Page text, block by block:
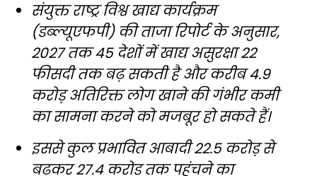
संयुक्त राष्ट्र विश्व खाद्य कार्यक्रम
(डब्ल्यूएफपी) की ताजा रिपोर्ट के अनुसार,
2027 तक 45 देशों में खाद्य असुरक्षा 22
फीसदी तक बढ़ सकती है और करीब 4.9
करोड़ अतिरिक्त लोग खाने की गंभीर कमी
का सामना करने को मजबूर हो सकते हैं।
इससे कुल प्रभावित आबादी 22.5 करोड़ से
बढ़कर 27.4 करोड़ तक पहुंचने का